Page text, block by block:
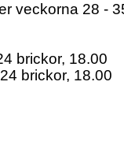
veckorna 28 -
brickor, 18.00
brickor, 18.00